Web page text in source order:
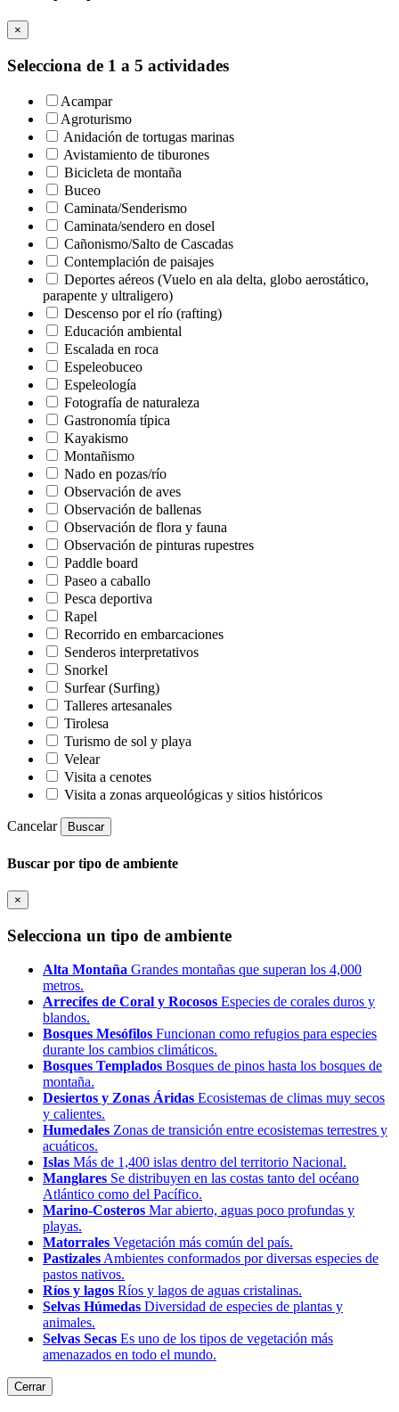
×
Selecciona de 1 a 5 actividades
Acampar
Agroturismo
Anidación de tortugas marinas
Avistamiento de tiburones
Bicicleta de montaña
Buceo
Caminata/Senderismo
Caminata/sendero en dosel
Cañonismo/Salto de Cascadas
Contemplación de paisajes
Deportes aéreos (Vuelo en ala delta, globo aerostático,
parapente y ultraligero)
Descenso por el río (rafting)
Educación ambiental
Escalada en roca
Espeleobuceo
Espeleología
Fotografía de naturaleza
Gastronomía típica
Kayakismo
Montañismo
Nado en pozas/río
Observación de aves
Observación de ballenas
Observación de flora y fauna
Observación de pinturas rupestres
Paddle board
Paseo a caballo
Pesca deportiva
Rapel
Recorrido en embarcaciones
Senderos interpretativos
Snorkel
Surfear (Surfing)
Talleres artesanales
Tirolesa
Turismo de sol y playa
Velear
Visita a cenotes
Visita a zonas arqueológicas y sitios históricos
Cancelar Buscar
Buscar por tipo de ambiente
×
Selecciona un tipo de ambiente
Alta Montaña Grandes montañas que superan los 4,000
metros.
Arrecifes de Coral y Rocosos Especies de corales duros y
blandos.
Bosques Mesófilos Funcionan como refugios para especies
durante los cambios climáticos.
Bosques Templados Bosques de pinos hasta los bosques de
montaña.
Desiertos y Zonas Áridas Ecosistemas de climas muy secos
y calientes.
Humedales Zonas de transición entre ecosistemas terrestres y
acuáticos.
Islas Más de 1,400 islas dentro del territorio Nacional.
Manglares Se distribuyen en las costas tanto del océano
Atlántico como del Pacífico.
Marino-Costeros Mar abierto, aguas poco profundas y
playas.
Matorrales Vegetación más común del país.
PastizalesAmbientes conformados por diversas especies de
pastos nativos.
Ríos y lagos Ríos y lagos de aguas cristalinas.
Selvas Húmedas Diversidad de especies de plantas y
animales.
Selvas Secas Es uno de los tipos de vegetación más
amenazados en todo el mundo.
Cerrar